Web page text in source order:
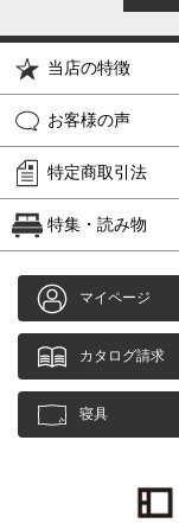
当店の特徴
お客様の声
特定商取引法
特集・読み物
マイページ
カタログ請求
寝具